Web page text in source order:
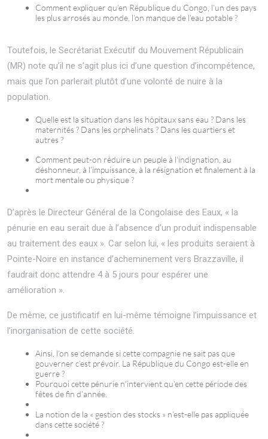
Comment expliquer qu’en République du Congo, l’un des pays
les plus arrosés au monde, l’on manque de l’eau potable ?
Toutefois, le Secrétariat Exécutif du Mouvement Républicain
(MR) note qu’il ne s’agit plus ici d’une question d’incompétence,
mais que l’on parlerait plutôt d’une volonté de nuire à la
population.
Quelle est la situation dans les hôpitaux sans eau ? Dans les
maternités ? Dans les orphelinats ? Dans les quartiers et
autres ?
Comment peut-on réduire un peuple à l’indignation, au
déshonneur, à l’impuissance, à la résignation et finalement à la
mort mentale ou physique ?
D’après le Directeur Général de la Congolaise des Eaux, « la
pénurie en eau serait due à l’absence d’un produit indispensable
au traitement des eaux ». Car selon lui, « les produits seraient à
Pointe-Noire en instance d’acheminement vers Brazzaville, il
faudrait donc attendre 4 à 5 jours pour espérer une
amélioration ».
De même, ce justificatif en lui-même témoigne l’impuissance et
l’inorganisation de cette société.
Ainsi, l’on se demande si cette compagnie ne sait pas que
gouverner c’est prévoir. La République du Congo est-elle en
guerre ?
Pourquoi cette pénurie n’intervient qu’en cette période des
fêtes de fin d’année.
La notion de la « gestion des stocks » n’est-elle pas appliquée
dans cette société ?